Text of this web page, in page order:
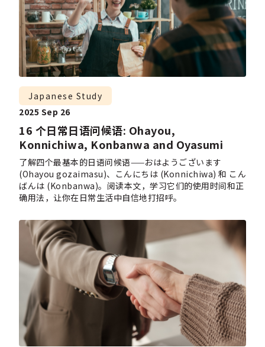
16 个日常日语问候语: Ohayou,
Konnichiwa, Konbanwa and Oyasumi
Japanese Study
2025 Sep 26
了解四个最基本的日语问候语——おはようございます
(Ohayou gozaimasu)、こんにちは (Konnichiwa) 和 こん
ばんは (Konbanwa)。阅读本文，学习它们的使用时间和正
确用法，让你在日常生活中自信地打招呼。